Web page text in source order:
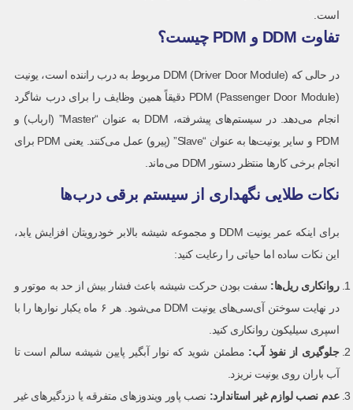
است.
تفاوت DDM و PDM چیست؟
در حالی که DDM (Driver Door Module) مربوط به درب راننده است، یونیت
PDM (Passenger Door Module) دقیقاً همین وظایف را برای درب شاگرد
انجام می‌دهد. در سیستم‌های پیشرفته، DDM به عنوان “Master” (ارباب) و
PDM و سایر یونیت‌ها به عنوان “Slave” (پیرو) عمل می‌کنند. یعنی PDM برای
انجام برخی کارها منتظر دستور DDM می‌ماند.
نکات طلایی نگهداری از سیستم برقی درب‌ها
برای اینکه عمر یونیت DDM و مجموعه شیشه بالابر خودرویتان افزایش یابد،
این نکات ساده اما حیاتی را رعایت کنید:
روانکاری ریل‌ها: سفت بودن حرکت شیشه باعث فشار بیش از حد به موتور و
در نهایت سوختن آی‌سی‌های یونیت DDM می‌شود. هر ۶ ماه یکبار نوارها را با
اسپری سیلیکون روانکاری کنید.
جلوگیری از نفوذ آب: مطمئن شوید که نوار آبگیر پایین شیشه سالم است تا
آب باران روی یونیت نریزد.
عدم نصب لوازم غیر استاندارد: نصب پاور ویندوزهای متفرقه یا دزدگیرهای غیر